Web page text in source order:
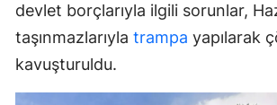
devlet borçlarıyla ilgili sorunlar,
taşınmazlarıyla trampa yapılarak
kavuşturuldu.